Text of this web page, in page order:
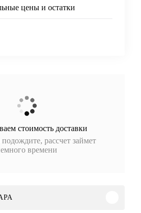
цены и остатки
стоимость доставки
рассчет займет
времени